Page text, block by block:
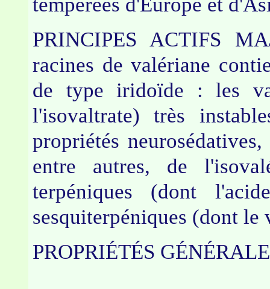
PRINCIPES ACTIFS
racines de valériane
de type iridoïde : les
l'isovaltrate) très
propriétés
entre autres, de
terpéniques (dont
sesquiterpéniques (dont le
PROPRIÉTÉS